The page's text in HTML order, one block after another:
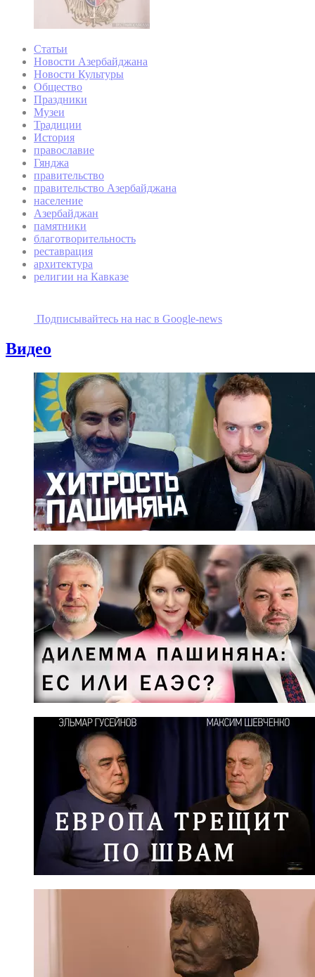
Статьи
Новости Азербайджана
Новости Культуры
Общество
Праздники
Музеи
Традиции
История
православие
Гянджа
правительство
правительство Азербайджана
население
Азербайджан
памятники
благотворительность
реставрация
архитектура
религии на Кавказе
Подписывайтесь на наc в Google-news
Видео